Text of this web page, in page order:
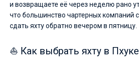
и возвращаете её через неделю рано
что большинство чартерных компаний
сдать яхту обратно вечером в пятницу.
⛵ Как выбрать яхту в